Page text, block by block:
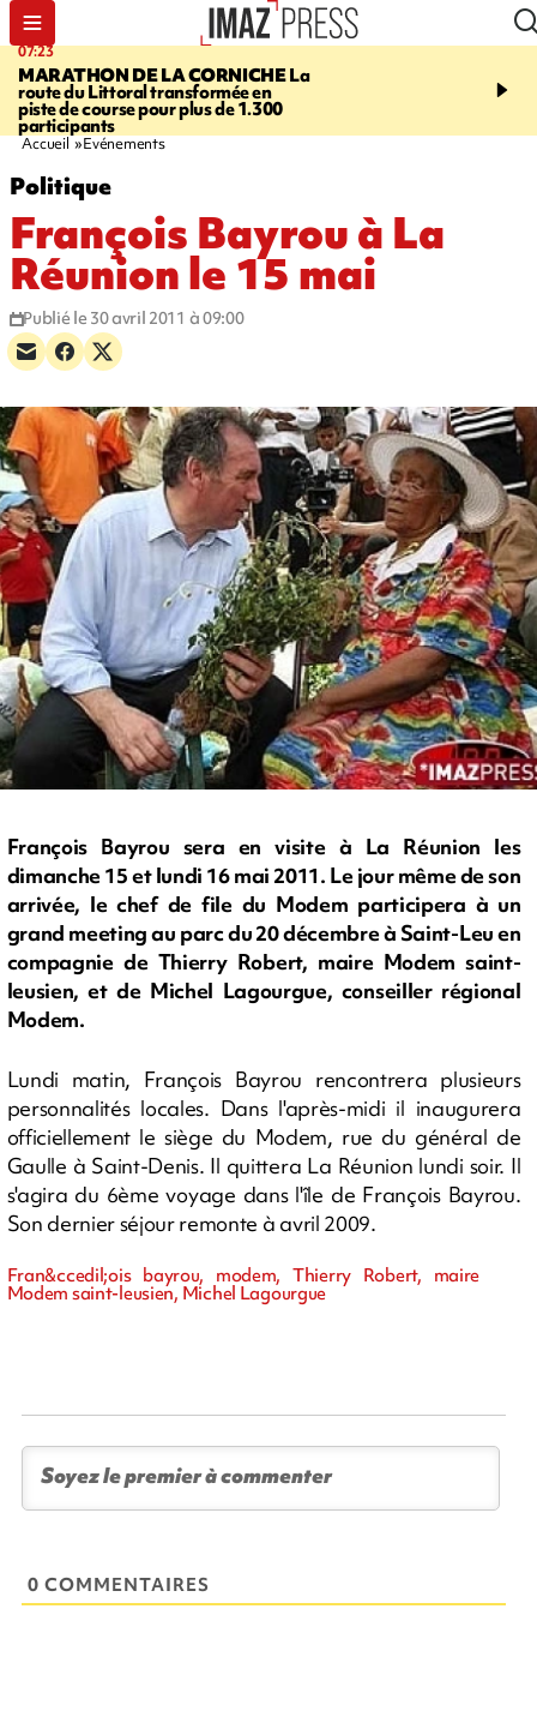
07:23
MARATHON DE LA CORNICHELa
route du Littoral transformée en
piste de course pour plus de 1.300
participants
08:37
braderie de l'océan
Accueil Evénements
Politique
François Bayrou à La
Réunion le 15 mai
Publié le 30 avril 2011 à 09:00
François Bayrou sera en visite à La Réunion les
dimanche 15 et lundi 16 mai 2011. Le jour même de son
arrivée, le chef de file du Modem participera à un
grand meeting au parc du 20 décembre à Saint-Leu en
compagnie de Thierry Robert, maire Modem saint-
leusien, et de Michel Lagourgue, conseiller régional
Modem.
Lundi matin, François Bayrou rencontrera plusieurs
personnalités locales. Dans l'après-midi il inaugurera
officiellement le siège du Modem, rue du général de
Gaulle à Saint-Denis. Il quittera La Réunion lundi soir. Il
s'agira du 6ème voyage dans l'île de François Bayrou.
Son dernier séjour remonte à avril 2009.
Fran&ccedil;ois bayrou, modem, Thierry Robert, maire
Modem saint-leusien, Michel Lagourgue
0 COMMENTAIRES